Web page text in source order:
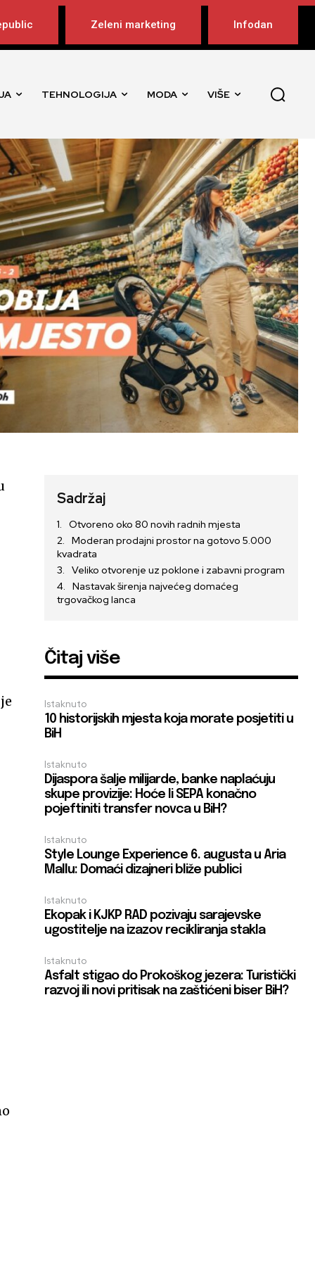
Zeleni marketing Infodan
TEHNOLOGIJA MODA VIŠE
Sadržaj
Otvoreno oko 80 novih radnih mjesta
Moderan prodajni prostor na gotovo 5.000
kvadrata
Veliko otvorenje uz poklone i zabavni program
Nastavak širenja najvećeg domaćeg
trgovačkog lanca
Čitaj više
Istaknuto
10 historijskih mjesta koja morate posjetiti u
BiH
Istaknuto
Dijaspora šalje milijarde, banke naplaćuju
skupe provizije: Hoće li SEPA konačno
pojeftiniti transfer novca u BiH?
Istaknuto
Style Lounge Experience 6. augusta u Aria
Mallu: Domaći dizajneri bliže publici
Istaknuto
Ekopak i KJKP RAD pozivaju sarajevske
ugostitelje na izazov recikliranja stakla
Istaknuto
Asfalt stigao do Prokoškog jezera: Turistički
razvoj ili novi pritisak na zaštićeni biser BiH?